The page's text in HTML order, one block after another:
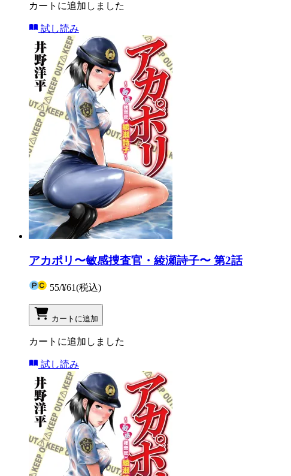
カートに追加しました
試し読み
アカポリ〜敏感捜査官・綾瀬詩子〜 第2話
55/¥61(税込)
カートに追加
カートに追加しました
試し読み